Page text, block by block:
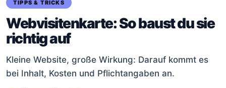
TIPPS & TRICKS
Webvisitenkarte: So baust du sie
richtig auf
Kleine Website, große Wirkung: Darauf kommt es
bei Inhalt, Kosten und Pflichtangaben an.